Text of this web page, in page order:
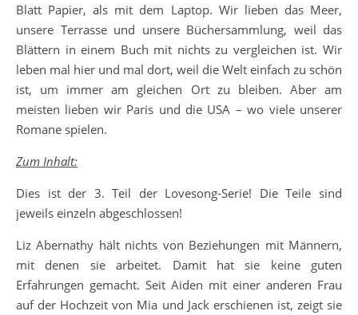
Blatt Papier, als mit dem Laptop. Wir lieben das Meer,
unsere Terrasse und unsere Büchersammlung, weil das
Blättern in einem Buch mit nichts zu vergleichen ist. Wir
leben mal hier und mal dort, weil die Welt einfach zu schön
ist, um immer am gleichen Ort zu bleiben. Aber am
meisten lieben wir Paris und die USA – wo viele unserer
Romane spielen.
Zum Inhalt:
Dies ist der 3. Teil der Lovesong-Serie! Die Teile sind
jeweils einzeln abgeschlossen!
Liz Abernathy hält nichts von Beziehungen mit Männern,
mit denen sie arbeitet. Damit hat sie keine guten
Erfahrungen gemacht. Seit Aiden mit einer anderen Frau
auf der Hochzeit von Mia und Jack erschienen ist, zeigt sie